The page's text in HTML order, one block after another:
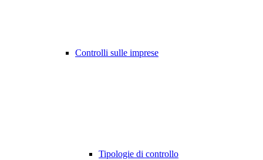
Controlli sulle imprese
Tipologie di controllo